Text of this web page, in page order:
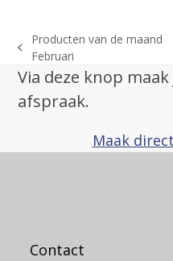
previous
post:
Producten van de maand
Februari
Via deze knop
afspraak.
Maak
Contact